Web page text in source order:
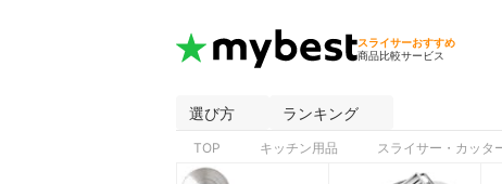
スライサーおすすめ
商品比較サービス
選び方 ランキング
TOP キッチン用品 スライサー・カッタ